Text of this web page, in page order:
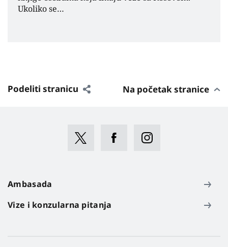
Ukoliko se…
Podeliti stranicu Na početak stranice
Ambasada
Vize i konzularna pitanja